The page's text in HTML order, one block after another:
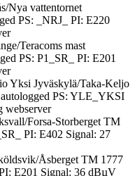
Nya vattentornet
PS: _NRJ_ PI: E220
Teracoms mast
PS: P1_SR_ PI: E201
Yksi Jyväskylä/Taka-Keljo
autologged PS: YLE_YKSI
webserver
Forsa-Storberget TM
PI: E402 Signal: 27
Åsberget TM 1777
E201 Signal: 36 dBµV